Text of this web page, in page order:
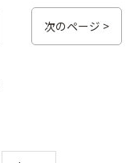
次のページ >